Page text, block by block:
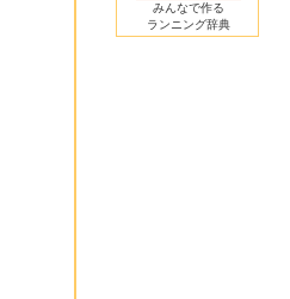
みんなで作る
ランニング辞典